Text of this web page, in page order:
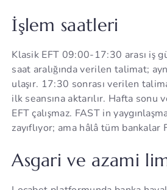
İşlem saatleri
Klasik EFT 09:00-17:30 arası iş
saat aralığında verilen talimat;
ulaşır. 17:30 sonrası verilen
ilk seansına aktarılır. Hafta
EFT çalışmaz. FAST in
zayıflıyor; ama hâlâ tüm
Asgari ve azami